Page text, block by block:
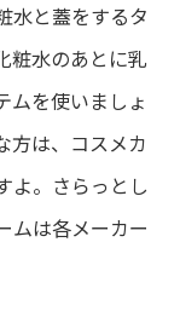
水と蓋をするタ
粧水のあとに乳
ムを使いましょ
方は、コスメカ
よ。さらっとし
ムは各メーカー